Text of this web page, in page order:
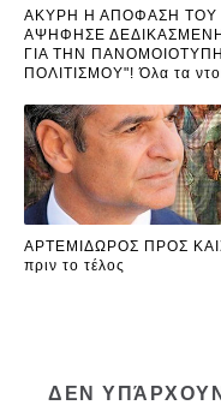
ΑΚΥΡΗ Η ΑΠΟΦΑΣΗ ΤΟΥ
ΑΨΗΦΗΣΕ
ΓΙΑ ΤΗΝ
ΠΟΛΙΤΙΣΜΟΥ"! Όλα τα
ΑΡΤΕΜΙΔΩΡΟΣ ΠΡΟΣ
πριν το τέλος
ΔΕΝ